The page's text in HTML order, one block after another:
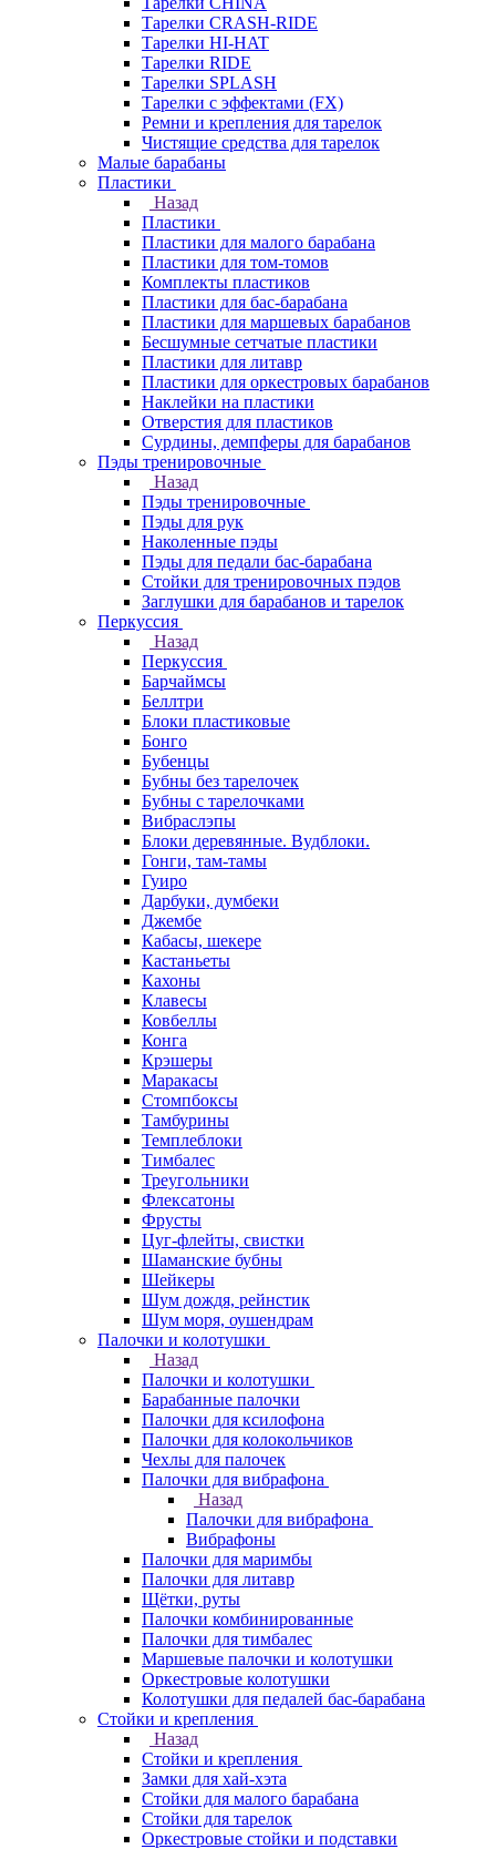
Тарелки CRASH-RIDE
Тарелки HI-HAT
Тарелки RIDE
Тарелки SPLASH
Тарелки с эффектами (FX)
Ремни и крепления для тарелок
Чистящие средства для тарелок
Малые барабаны
Пластики
Назад
Пластики
Пластики для малого барабана
Пластики для том-томов
Комплекты пластиков
Пластики для бас-барабана
Пластики для маршевых барабанов
Бесшумные сетчатые пластики
Пластики для литавр
Пластики для оркестровых барабанов
Наклейки на пластики
Отверстия для пластиков
Сурдины, демпферы для барабанов
Пэды тренировочные
Назад
Пэды тренировочные
Пэды для рук
Наколенные пэды
Пэды для педали бас-барабана
Стойки для тренировочных пэдов
Заглушки для барабанов и тарелок
Перкуссия
Назад
Перкуссия
Барчаймсы
Беллтри
Блоки пластиковые
Бонго
Бубенцы
Бубны без тарелочек
Бубны с тарелочками
Вибраслэпы
Блоки деревянные. Вудблоки.
Гонги, там-тамы
Гуиро
Дарбуки, думбеки
Джембе
Кабасы, шекере
Кастаньеты
Кахоны
Клавесы
Ковбеллы
Конга
Крэшеры
Маракасы
Стомпбоксы
Тамбурины
Темплеблоки
Тимбалес
Треугольники
Флексатоны
Фрусты
Цуг-флейты, свистки
Шаманские бубны
Шейкеры
Шум дождя, рейнстик
Шум моря, оушендрам
Палочки и колотушки
Назад
Палочки и колотушки
Барабанные палочки
Палочки для ксилофона
Палочки для колокольчиков
Чехлы для палочек
Палочки для вибрафона
Назад
Палочки для вибрафона
Вибрафоны
Палочки для маримбы
Палочки для литавр
Щётки, руты
Палочки комбинированные
Палочки для тимбалес
Маршевые палочки и колотушки
Оркестровые колотушки
Колотушки для педалей бас-барабана
Стойки и крепления
Назад
Стойки и крепления
Замки для хай-хэта
Стойки для малого барабана
Стойки для тарелок
Оркестровые стойки и подставки